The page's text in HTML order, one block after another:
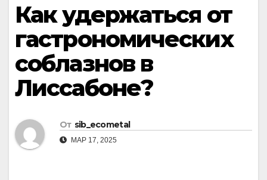
Как удержаться от
гастрономических
соблазнов в
Лиссабоне?
От sib_ecometal
МАР 17, 2025